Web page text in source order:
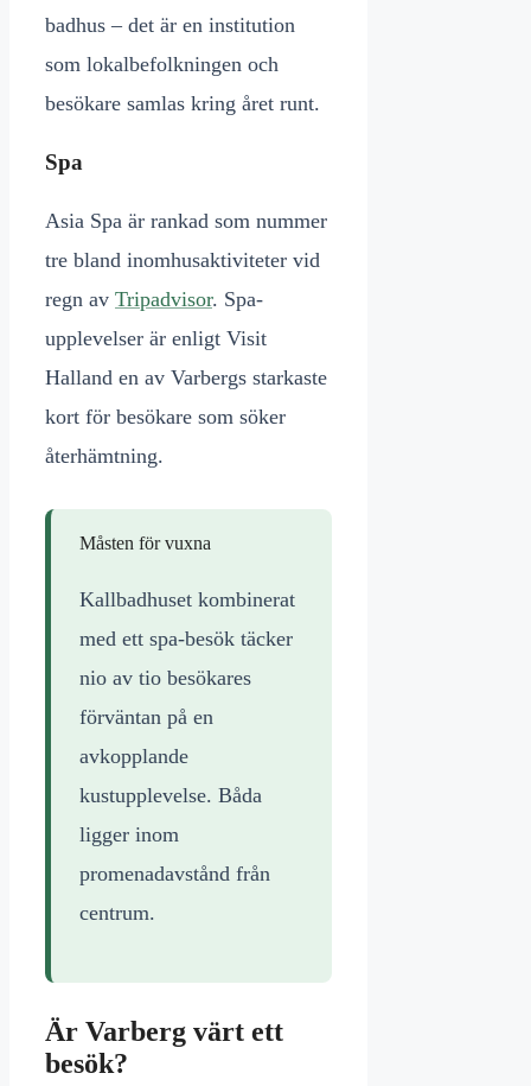
badhus – det är en institution
som lokalbefolkningen och
besökare samlas kring året runt.
Spa
Asia Spa är rankad som nummer
tre bland inomhusaktiviteter vid
regn av Tripadvisor. Spa-
upplevelser är enligt Visit
Halland en av Varbergs starkaste
kort för besökare som söker
återhämtning.
Måsten för vuxna
Kallbadhuset kombinerat
med ett spa-besök täcker
nio av tio besökares
förväntan på en
avkopplande
kustupplevelse. Båda
ligger inom
promenadavstånd från
centrum.
Är Varberg värt ett
besök?